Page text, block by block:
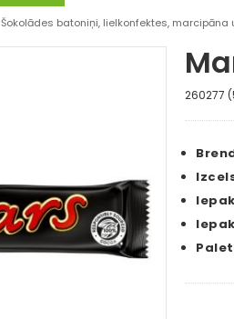
Šokolādes batoniņi, lielkonfektes, marcipāna
260277